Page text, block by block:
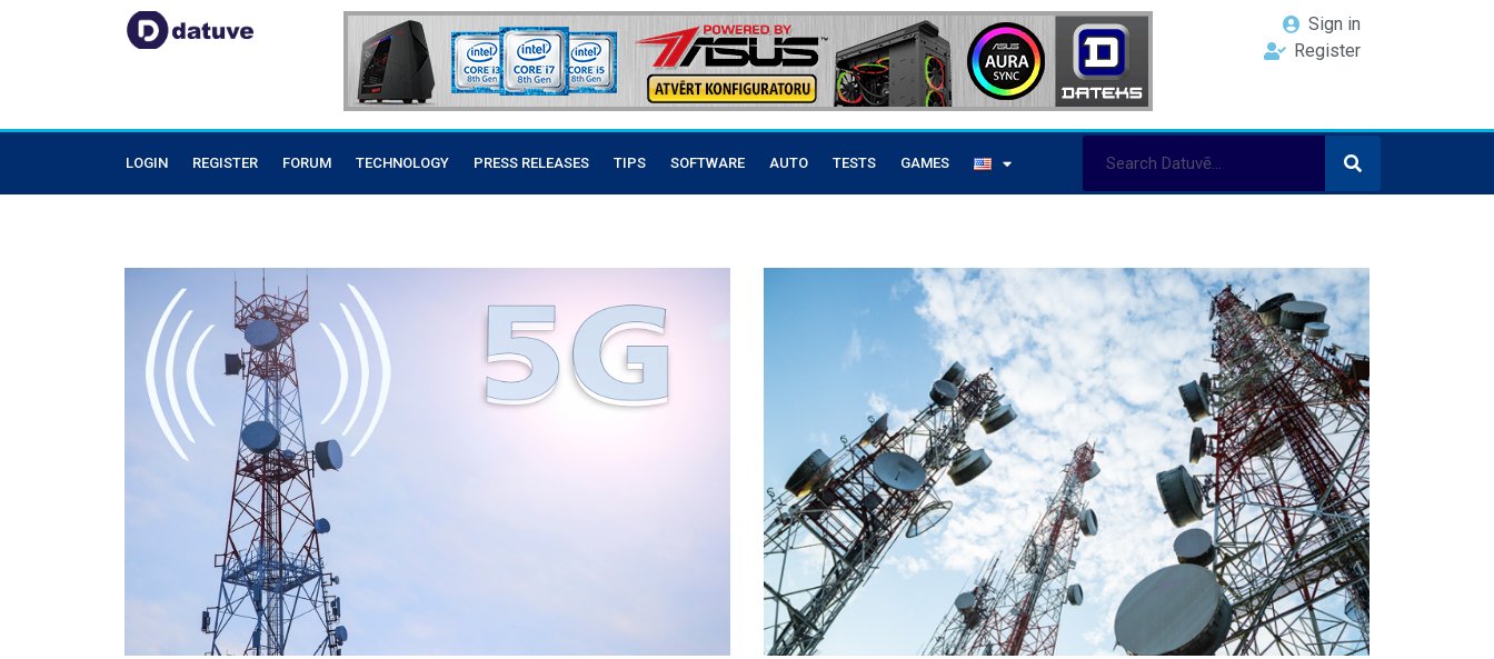
Sign in
Register
LOGIN REGISTER FORUM TECHNOLOGY PRESS RELEASES TIPS SOFTWARE AUTO TESTS GAMES